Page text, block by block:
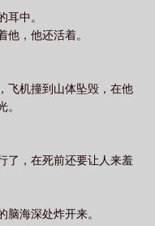
中。
，他还活着。
飞机撞到山体坠毁，在他
了，在死前还要让人来羞
海深处炸开来。